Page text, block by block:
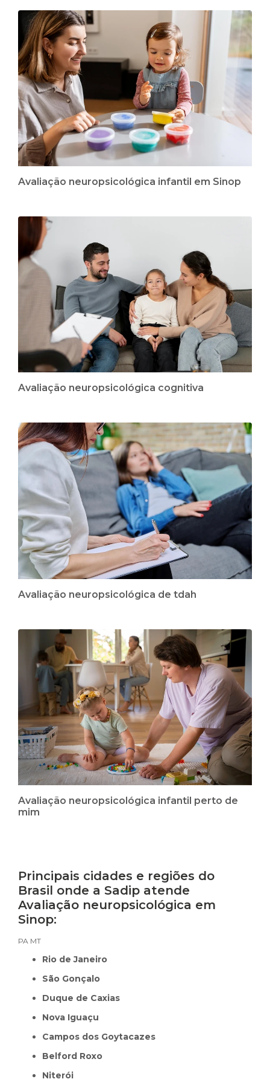
Avaliação neuropsicológica infantil em Sinop
Avaliação neuropsicológica cognitiva
Avaliação neuropsicológica de tdah
Avaliação neuropsicológica infantil perto de
mim
Principais cidades e regiões do
Brasil onde a Sadip atende
Avaliação neuropsicológica em
Sinop:
PA MT
Rio de Janeiro
São Gonçalo
Duque de Caxias
Nova Iguaçu
Campos dos Goytacazes
Belford Roxo
Niterói